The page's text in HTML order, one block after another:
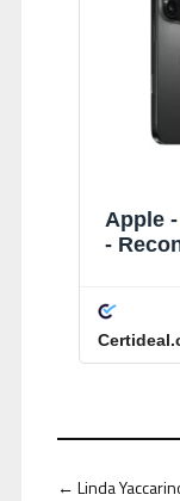
Apple
-
← Linda